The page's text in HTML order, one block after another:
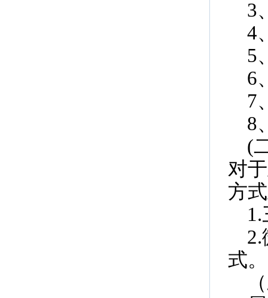
3
4
5
6
7
8
(
对
方
式。